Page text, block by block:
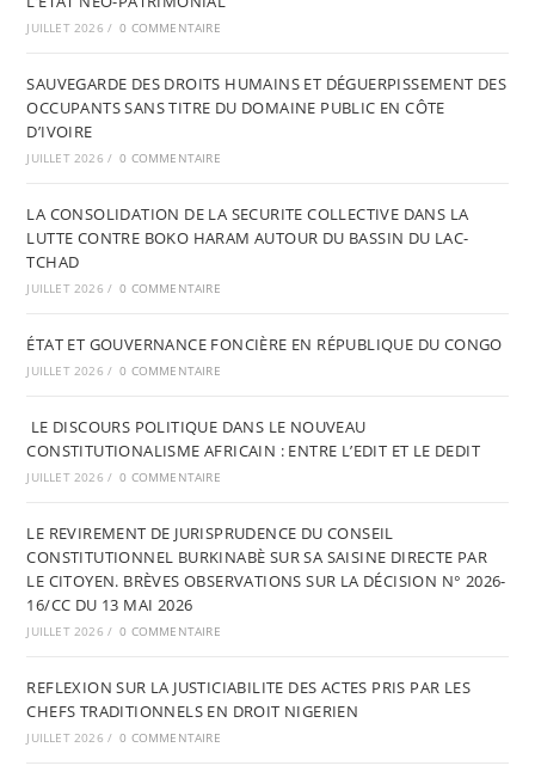
JUILLET 2026 / 0 COMMENTAIRE
SAUVEGARDE DES DROITS HUMAINS ET DÉGUERPISSEMENT DES
OCCUPANTS SANS TITRE DU DOMAINE PUBLIC EN CÔTE
D’IVOIRE
JUILLET 2026 / 0 COMMENTAIRE
LA CONSOLIDATION DE LA SECURITE COLLECTIVE DANS LA
LUTTE CONTRE BOKO HARAM AUTOUR DU BASSIN DU LAC-
TCHAD
JUILLET 2026 / 0 COMMENTAIRE
ÉTAT ET GOUVERNANCE FONCIÈRE EN RÉPUBLIQUE DU CONGO
JUILLET 2026 / 0 COMMENTAIRE
LE DISCOURS POLITIQUE DANS LE NOUVEAU
CONSTITUTIONALISME AFRICAIN : ENTRE L’EDIT ET LE DEDIT
JUILLET 2026 / 0 COMMENTAIRE
LE REVIREMENT DE JURISPRUDENCE DU CONSEIL
CONSTITUTIONNEL BURKINABÈ SUR SA SAISINE DIRECTE PAR
LE CITOYEN. BRÈVES OBSERVATIONS SUR LA DÉCISION N° 2026-
16/CC DU 13 MAI 2026
JUILLET 2026 / 0 COMMENTAIRE
REFLEXION SUR LA JUSTICIABILITE DES ACTES PRIS PAR LES
CHEFS TRADITIONNELS EN DROIT NIGERIEN
JUILLET 2026 / 0 COMMENTAIRE